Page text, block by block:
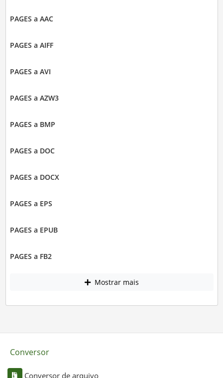
PAGES a AAC
PAGES a AIFF
PAGES a AVI
PAGES a AZW3
PAGES a BMP
PAGES a DOC
PAGES a DOCX
PAGES a EPS
PAGES a EPUB
PAGES a FB2
Mostrar mais
Conversor
Conversor de arquivo